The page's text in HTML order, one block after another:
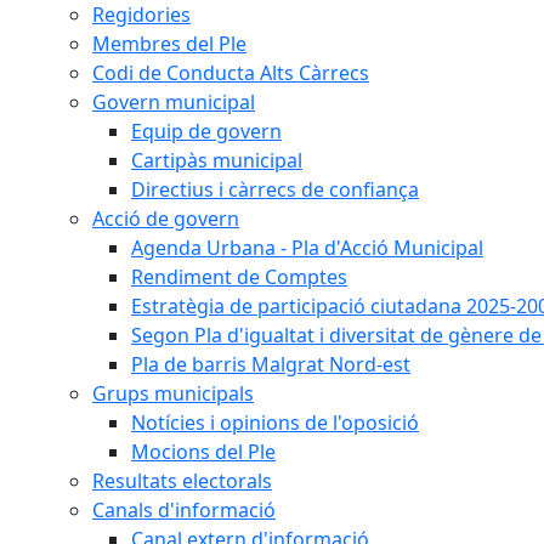
Regidories
Membres del Ple
Codi de Conducta Alts Càrrecs
Govern municipal
Equip de govern
Cartipàs municipal
Directius i càrrecs de confiança
Acció de govern
Agenda Urbana - Pla d'Acció Municipal
Rendiment de Comptes
Estratègia de participació ciutadana 2025-
Segon Pla d'igualtat i diversitat de gènere
Pla de barris Malgrat Nord-est
Grups municipals
Notícies i opinions de l'oposició
Mocions del Ple
Resultats electorals
Canals d'informació